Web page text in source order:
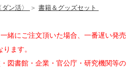
ン活〉 ＞ 書籍＆グッズセット
緒にご注文頂いた場合、一番遅い発売
ます。
図書館・企業・官公庁・研究機関等の